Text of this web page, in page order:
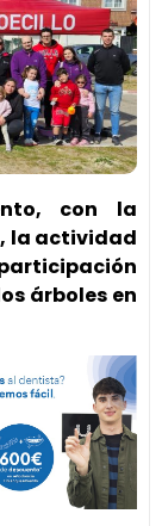
con la
la actividad
árboles en